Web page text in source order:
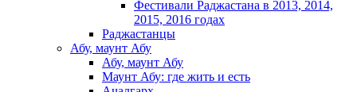
Фестивали Раджастана в 2013, 2014,
2015, 2016 годах
Раджастанцы
Абу, маунт Абу
Абу, маунт Абу
Маунт Абу: где жить и есть